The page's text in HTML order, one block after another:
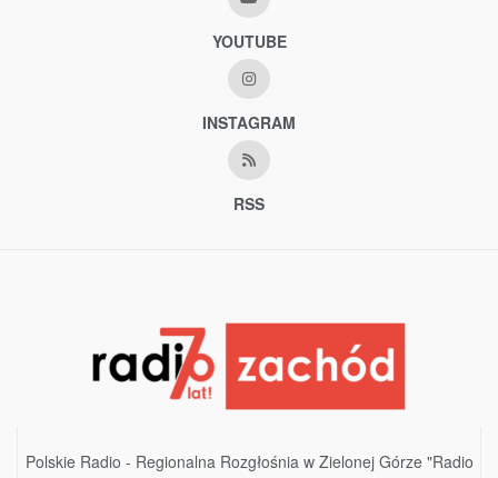
YOUTUBE
INSTAGRAM
RSS
Polskie Radio - Regionalna Rozgłośnia w Zielonej Górze "Radio